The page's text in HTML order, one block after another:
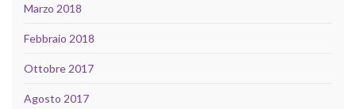
Marzo 2018
Febbraio 2018
Ottobre 2017
Agosto 2017